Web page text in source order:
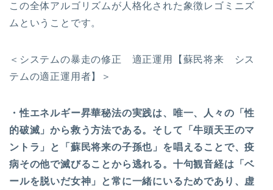
この全体アルゴリズムが人格化された象徴レゴミニズ
ムということです。
＜システムの暴走の修正 適正運用【蘇民将来 シス
テムの適正運用者】＞
・性エネルギー昇華秘法の実践は、唯一、人々の「性
的破滅」から救う方法である。そして「牛頭天王のマ
ントラ」と「蘇民将来の子孫也」を唱えることで、疫
病その他で滅びることから逃れる。十句観音経は「ベ
ールを脱いだ女神」と常に一緒にいるためであり、虚